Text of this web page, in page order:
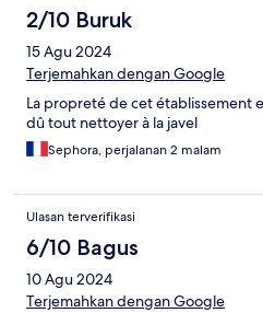
2/10 Buruk
15 Agu 2024
Terjemahkan dengan Google
La propreté de cet établissement
dû tout nettoyer à la javel
Sephora, perjalanan 2 malam
Ulasan terverifikasi
6/10 Bagus
10 Agu 2024
Terjemahkan dengan Google